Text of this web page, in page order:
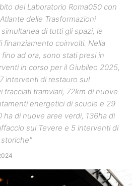
del Laboratorio Roma050 con
delle Trasformazioni
di tutti gli spazi, le
finanziamento coinvolti. Nella
fino ad ora, sono stati presi in
in corso per il Giubileo 2025,
interventi di restauro sul
tracciati tramviari, 72km di nuove
energetici di scuole e 29
ha di nuove aree verdi, 136ha di
sul Tevere e 5 interventi di